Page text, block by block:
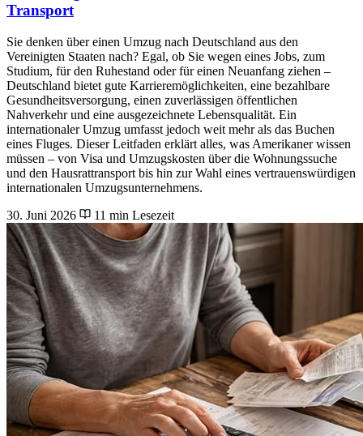
Transport
Sie denken über einen Umzug nach Deutschland aus den
Vereinigten Staaten nach? Egal, ob Sie wegen eines Jobs, zum
Studium, für den Ruhestand oder für einen Neuanfang ziehen –
Deutschland bietet gute Karrieremöglichkeiten, eine bezahlbare
Gesundheitsversorgung, einen zuverlässigen öffentlichen
Nahverkehr und eine ausgezeichnete Lebensqualität. Ein
internationaler Umzug umfasst jedoch weit mehr als das Buchen
eines Fluges. Dieser Leitfaden erklärt alles, was Amerikaner wissen
müssen – von Visa und Umzugskosten über die Wohnungssuche
und den Hausrattransport bis hin zur Wahl eines vertrauenswürdigen
internationalen Umzugsunternehmens.
30. Juni 2026
11 min Lesezeit